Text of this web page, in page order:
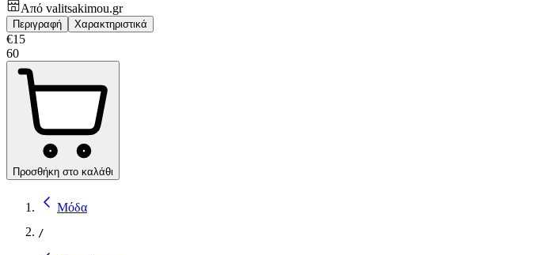
Από valitsakimou.gr
Περιγραφή Χαρακτηριστικά
€15
60
Προσθήκη στο καλάθι
Μόδα
/